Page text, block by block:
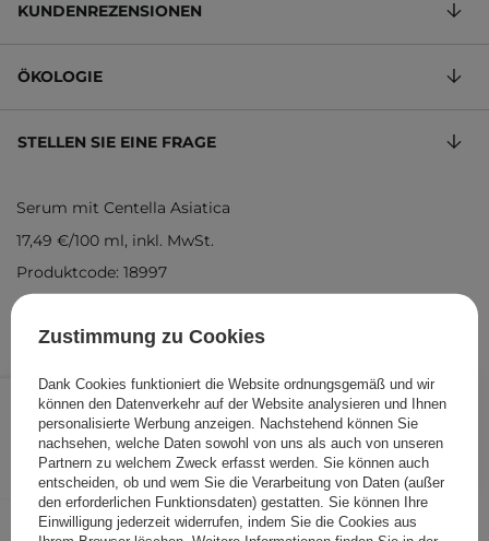
20,99 € /Stk.
IN DEN WARENKORB
KUNDENREZENSIONEN
ÖKOLOGIE
STELLEN SIE EINE FRAGE
Serum mit Centella Asiatica
17,49 €/100 ml, inkl. MwSt.
Produktcode: 18997
Folgende Produkte wurden von
anderen Kunden geprüft
Zustimmung zu Cookies
Dank Cookies funktioniert die Website ordnungsgemäß und wir
können den Datenverkehr auf der Website analysieren und Ihnen
personalisierte Werbung anzeigen. Nachstehend können Sie
nachsehen, welche Daten sowohl von uns als auch von unseren
Partnern zu welchem Zweck erfasst werden. Sie können auch
entscheiden, ob und wem Sie die Verarbeitung von Daten (außer
den erforderlichen Funktionsdaten) gestatten. Sie können Ihre
Einwilligung jederzeit widerrufen, indem Sie die Cookies aus